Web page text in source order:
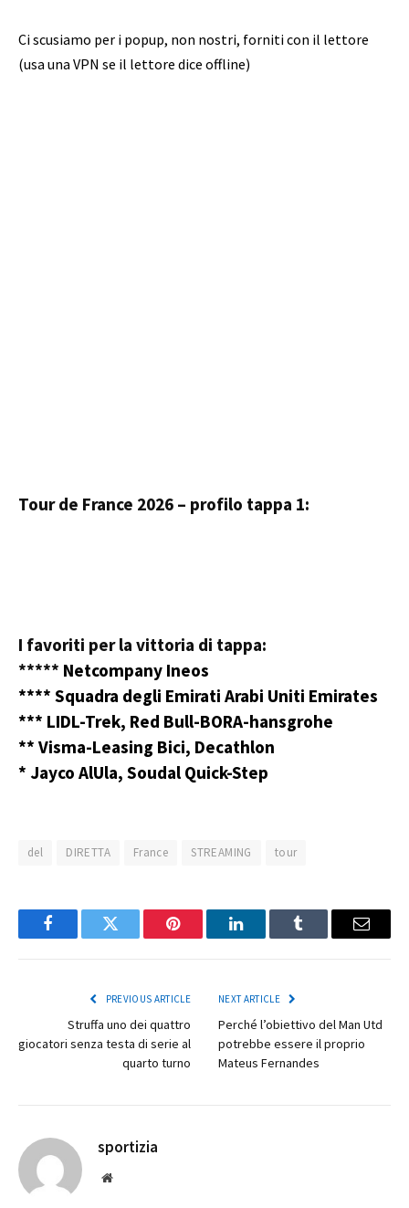
Ci scusiamo per i popup, non nostri, forniti con il lettore
(usa una VPN se il lettore dice offline)
Tour de France 2026 – profilo tappa 1:
I favoriti per la vittoria di tappa:
***** Netcompany Ineos
**** Squadra degli Emirati Arabi Uniti Emirates
*** LIDL-Trek, Red Bull-BORA-hansgrohe
** Visma-Leasing Bici, Decathlon
* Jayco AlUla, Soudal Quick-Step
del DIRETTA France STREAMING tour
FacebookTwitter Pinterest LinkedInTumblr Email
PREVIOUS ARTICLE
Struffa uno dei quattro
giocatori senza testa di serie al
quarto turno
NEXT ARTICLE
Perché l’obiettivo del Man Utd
potrebbe essere il proprio
Mateus Fernandes
sportizia
Website